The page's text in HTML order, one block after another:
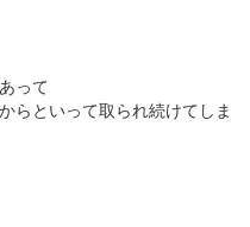
って
らといって取られ続けてしま